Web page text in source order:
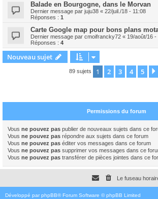
Balade en Bourgogne, dans le Morvan
Dernier message par juju38 « 22/juil./18 - 11:08
Réponses : 1
Carte Google map pour bons plans
Dernier message par cmoifrancky72 « 19/août/16 -
Réponses : 4
Nouveau sujet
89 sujets 1 2 3 4 5
Permissions du forum
Vous ne pouvez pas publier de nouveaux sujets dans ce
Vous ne pouvez pas répondre aux sujets dans ce forum
Vous ne pouvez pas éditer vos messages dans ce forum
Vous ne pouvez pas supprimer vos messages dans ce
Vous ne pouvez pas transférer de pièces jointes dans ce
Le fuseau
Développé par phpBB® Forum Software © phpBB Limited